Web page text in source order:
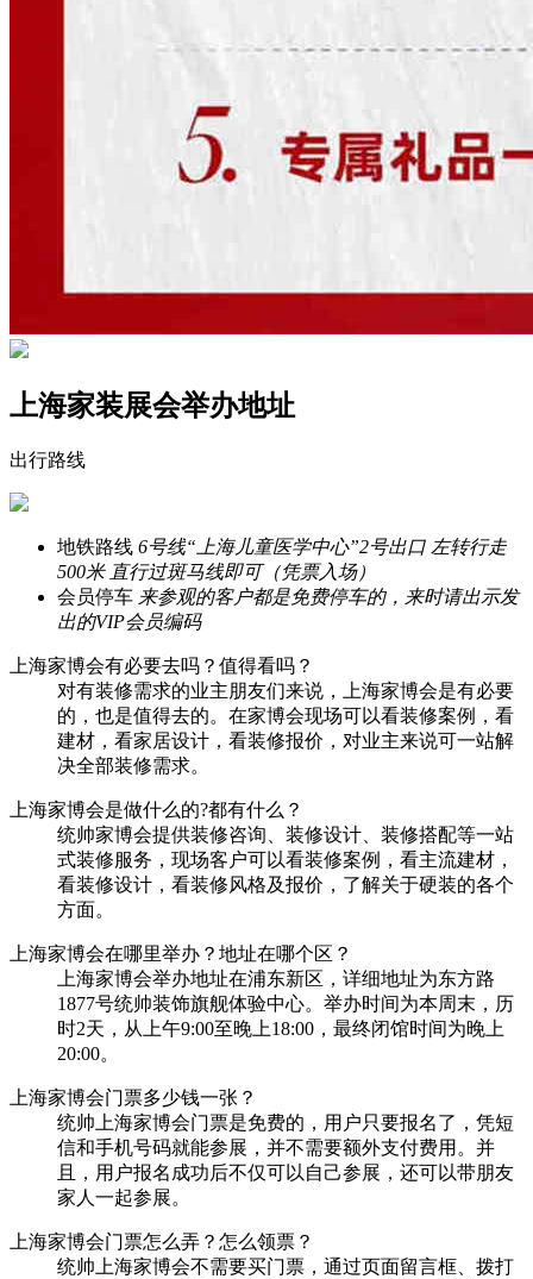
上海家装展会举办地址
出行路线
地铁路线 6号线“上海儿童医学中心”2号出口 左转行走
500米 直行过斑马线即可（凭票入场）
会员停车 来参观的客户都是免费停车的，来时请出示发
出的VIP会员编码
上海家博会有必要去吗？值得看吗？
对有装修需求的业主朋友们来说，上海家博会是有必要
的，也是值得去的。在家博会现场可以看装修案例，看
建材，看家居设计，看装修报价，对业主来说可一站解
决全部装修需求。
上海家博会是做什么的?都有什么？
统帅家博会提供装修咨询、装修设计、装修搭配等一站
式装修服务，现场客户可以看装修案例，看主流建材，
看装修设计，看装修风格及报价，了解关于硬装的各个
方面。
上海家博会在哪里举办？地址在哪个区？
上海家博会举办地址在浦东新区，详细地址为东方路
1877号统帅装饰旗舰体验中心。举办时间为本周末，历
时2天，从上午9:00至晚上18:00，最终闭馆时间为晚上
20:00。
上海家博会门票多少钱一张？
统帅上海家博会门票是免费的，用户只要报名了，凭短
信和手机号码就能参展，并不需要额外支付费用。并
且，用户报名成功后不仅可以自己参展，还可以带朋友
家人一起参展。
上海家博会门票怎么弄？怎么领票？
统帅上海家博会不需要买门票，通过页面留言框、拨打